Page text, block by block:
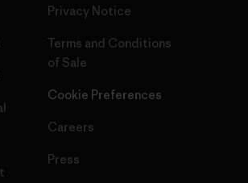
Privacy Notice
Terms and Conditions
of Sale
Cookie Preferences
Careers
Press